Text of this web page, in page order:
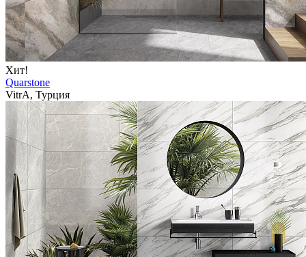
Хит!
Quarstone
VitrA, Турция